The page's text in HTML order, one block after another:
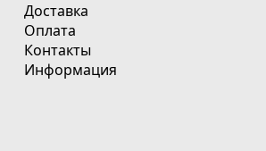
Доставка
Оплата
Контакты
Информация